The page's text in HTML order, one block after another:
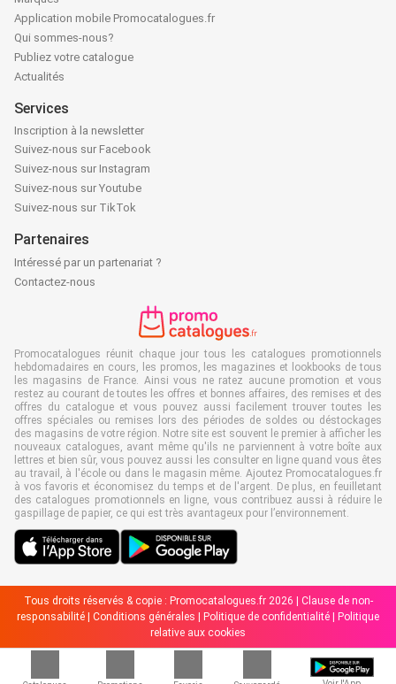
Application mobile Promocatalogues.fr
Qui sommes-nous?
Publiez votre catalogue
Actualités
Services
Inscription à la newsletter
Suivez-nous sur Facebook
Suivez-nous sur Instagram
Suivez-nous sur Youtube
Suivez-nous sur TikTok
Partenaires
Intéressé par un partenariat ?
Contactez-nous
Promocatalogues réunit chaque jour tous les catalogues promotionnels
hebdomadaires en cours, les promos, les magazines et lookbooks de tous
les magasins de France. Ainsi vous ne ratez aucune promotion et vous
restez au courant de toutes les offres et bonnes affaires, des remises et des
offres du catalogue et vous pouvez aussi facilement trouver toutes les
offres spéciales ou remises lors des périodes de soldes ou déstockages
des magasins de votre région. Notre site est souvent le premier à afficher les
nouveaux catalogues, avant même qu'ils ne parviennent à votre boîte aux
lettres et bien sûr, vous pouvez aussi les consulter en ligne quand vous êtes
au travail, à l'école ou dans le magasin même. Ajoutez Promocatalogues.fr
à vos favoris et économisez du temps et de l'argent. De plus, en feuilletant
des catalogues promotionnels en ligne, vous contribuez aussi à réduire le
gaspillage de papier, ce qui est très avantageux pour l’environnement.
Tous droits réservés & copie : Promocatalogues.fr 2026 | Clause de non-
responsabilité
Conditions générales Politique de confidentialité
Politique
relative aux cookies